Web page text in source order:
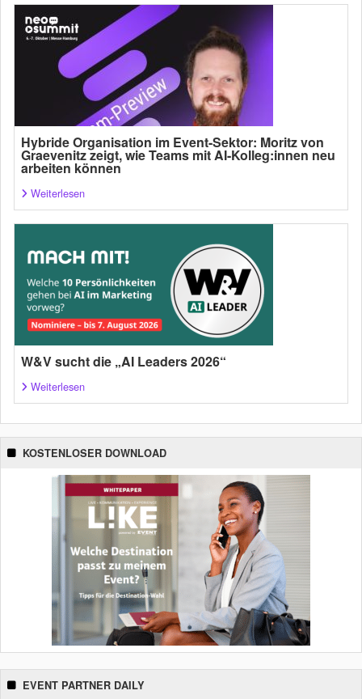
Hybride Organisation im Event-Sektor: Moritz von
Graevenitz zeigt, wie Teams mit AI-Kolleg:innen neu
arbeiten können
Weiterlesen
W&V sucht die „AI Leaders 2026“
Weiterlesen
KOSTENLOSER DOWNLOAD
EVENT PARTNER DAILY